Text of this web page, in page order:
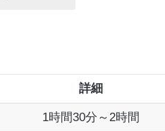
詳細
1時間30分～2時間